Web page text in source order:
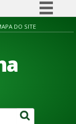
informação
DO SITE